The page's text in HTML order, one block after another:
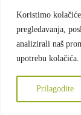
Koristimo
pregledavanja,
analizirali naš
upotrebu kolačića.
Prilagodite
Bež
+ pdv